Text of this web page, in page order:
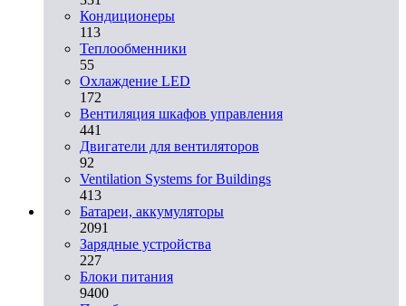
Кондиционеры
113
Теплообменники
55
Охлаждение LED
172
Вентиляция шкафов управления
441
Двигатели для вентиляторов
92
Ventilation Systems for Buildings
413
Батареи, аккумуляторы
2091
Зарядные устройства
227
Блоки питания
9400